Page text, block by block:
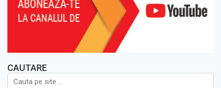
CAUTARE